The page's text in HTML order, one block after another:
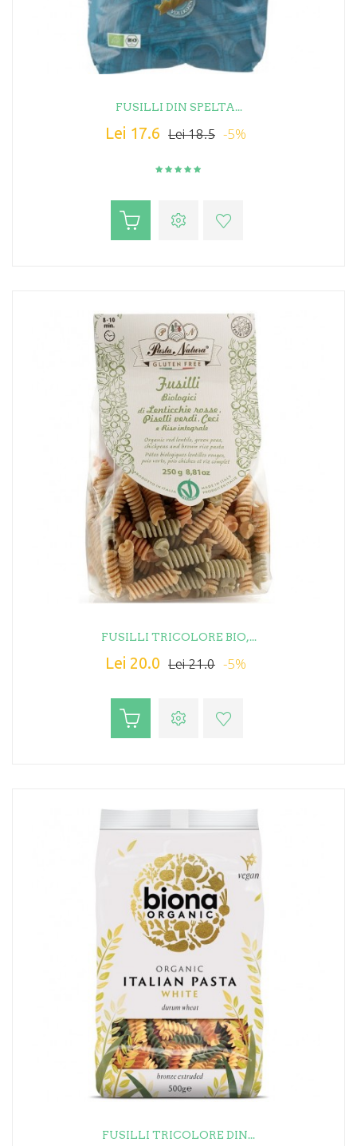
FUSILLI DIN SPELTA...
Lei 17.6 Lei 18.5 -5%
FUSILLI TRICOLORE BIO,...
Lei 20.0 Lei 21.0 -5%
FUSILLI TRICOLORE DIN...